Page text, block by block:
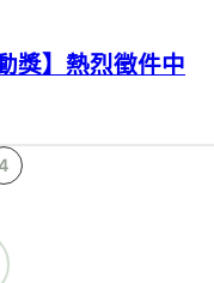
獎】熱烈徵件中